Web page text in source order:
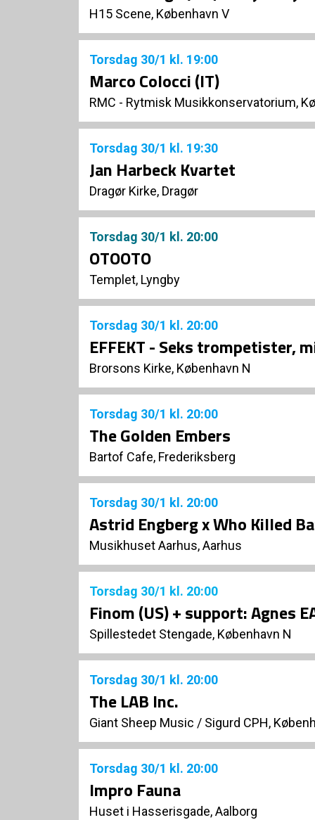
H15 Scene, København V
Torsdag 30/1 kl. 19:00
Marco Colocci (IT)
RMC - Rytmisk Musikkonservatorium,
Torsdag 30/1 kl. 19:30
Jan Harbeck Kvartet
Dragør Kirke, Dragør
Torsdag 30/1 kl. 20:00
OTOOTO
Templet, Lyngby
Torsdag 30/1 kl. 20:00
EFFEKT - Seks trompetister,
Brorsons Kirke, København N
Torsdag 30/1 kl. 20:00
The Golden Embers
Bartof Cafe, Frederiksberg
Torsdag 30/1 kl. 20:00
Astrid Engberg x Who Killed
Musikhuset Aarhus, Aarhus
Torsdag 30/1 kl. 20:00
Finom (US) + support: Agnes
Spillestedet Stengade, København N
Torsdag 30/1 kl. 20:00
The LAB Inc.
Giant Sheep Music / Sigurd CPH,
Torsdag 30/1 kl. 20:00
Impro Fauna
Huset i Hasserisgade, Aalborg